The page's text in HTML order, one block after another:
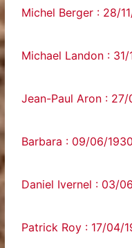
Michel Berger : 28/
Michael Landon :
Jean-Paul Aron :
Barbara : 09/06/
Daniel Ivernel : 03/
Patrick Roy : 17/04/